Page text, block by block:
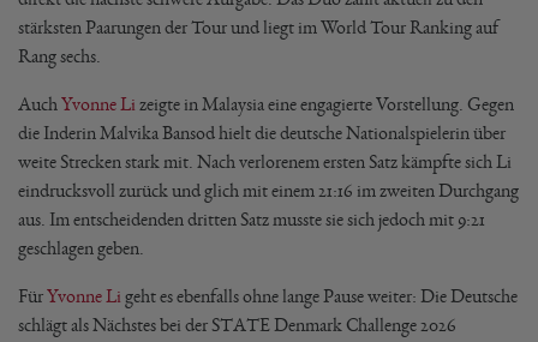
stärksten Paarungen der Tour und liegt im World Tour Ranking auf
Rang sechs.
Auch Yvonne Li zeigte in Malaysia eine engagierte Vorstellung. Gegen
die Inderin Malvika Bansod hielt die deutsche Nationalspielerin über
weite Strecken stark mit. Nach verlorenem ersten Satz kämpfte sich Li
eindrucksvoll zurück und glich mit einem 21:16 im zweiten Durchgang
aus. Im entscheidenden dritten Satz musste sie sich jedoch mit 9:21
geschlagen geben.
FürYvonne Li geht es ebenfalls ohne lange Pause weiter: Die Deutsche
schlägt als Nächstes bei der STATE Denmark Challenge 2026